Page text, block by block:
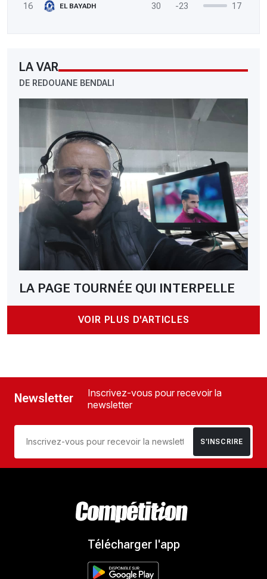
16
EL BAYADH 30 -23 17
LA VAR
DE REDOUANE BENDALI
LA PAGE TOURNÉE QUI INTERPELLE
VOIR PLUS D'ARTICLES
Newsletter
Inscrivez-vous pour recevoir la
newsletter
S’INSCRIRE
Télécharger l'app